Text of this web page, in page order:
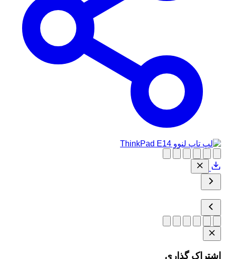
اشتراک گذاری